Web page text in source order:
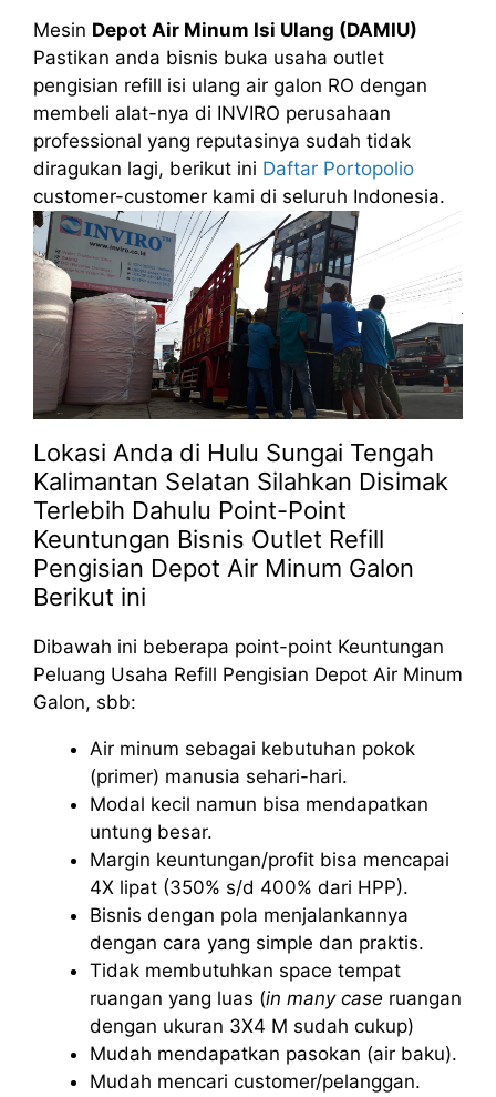
Mesin Depot Air Minum Isi Ulang (DAMIU)
Pastikan anda bisnis buka usaha outlet
pengisian refill isi ulang air galon RO dengan
membeli alat-nya di INVIRO perusahaan
professional yang reputasinya sudah tidak
diragukan lagi, berikut ini Daftar Portopolio
customer-customer kami di seluruh Indonesia.
Lokasi Anda di Hulu Sungai Tengah
Kalimantan Selatan Silahkan Disimak
Terlebih Dahulu Point-Point
Keuntungan Bisnis Outlet Refill
Pengisian Depot Air Minum Galon
Berikut ini
Dibawah ini beberapa point-point Keuntungan
Peluang Usaha Refill Pengisian Depot Air Minum
Galon, sbb:
Air minum sebagai kebutuhan pokok
(primer) manusia sehari-hari.
Modal kecil namun bisa mendapatkan
untung besar.
Margin keuntungan/profit bisa mencapai
4X lipat (350% s/d 400% dari HPP).
Bisnis dengan pola menjalankannya
dengan cara yang simple dan praktis.
Tidak membutuhkan space tempat
ruangan yang luas (in many case ruangan
dengan ukuran 3X4 M sudah cukup)
Mudah mendapatkan pasokan (air baku).
Mudah mencari customer/pelanggan.